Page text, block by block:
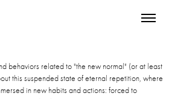
behaviors related to "the new normal" (or at least
this suspended state of eternal repetition, where
in new habits and actions: forced to